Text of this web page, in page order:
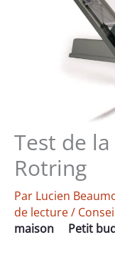
Test de
Rotring
Par Lucien
de lecture/
maison
Petit